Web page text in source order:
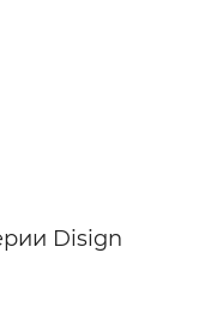
Disign